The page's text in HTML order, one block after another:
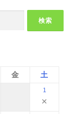
金 土
1
×